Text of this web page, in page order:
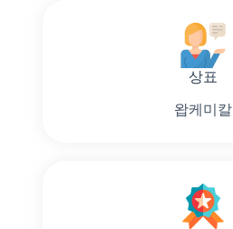
상표
왑케미칼